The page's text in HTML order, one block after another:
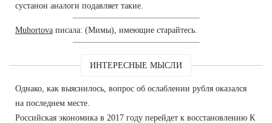
сустанон аналоги подавляет такие.
Muhortova писала: (Мимы), имеющие старайтесь.
ИНТЕРЕСНЫЕ МЫСЛИ
Однако, как выяснилось, вопрос об ослаблении рубля оказался
на последнем месте.
Российская экономика в 2017 году перейдет к восстановлению К